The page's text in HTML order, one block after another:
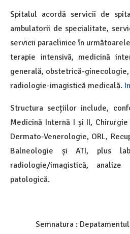
Spitalul acordă servicii de
ambulatorii de specialitate,
servicii paraclinice în
terapie intensivă, medicină
generală, obstetrică-
radiologie-imagistică medicală.
Structura secțiilor include,
Medicină Internă I și II,
Dermato-Venerologie, ORL,
Balneologie și ATI, plus
radiologie/imagistică,
patologică.
Semnatura :